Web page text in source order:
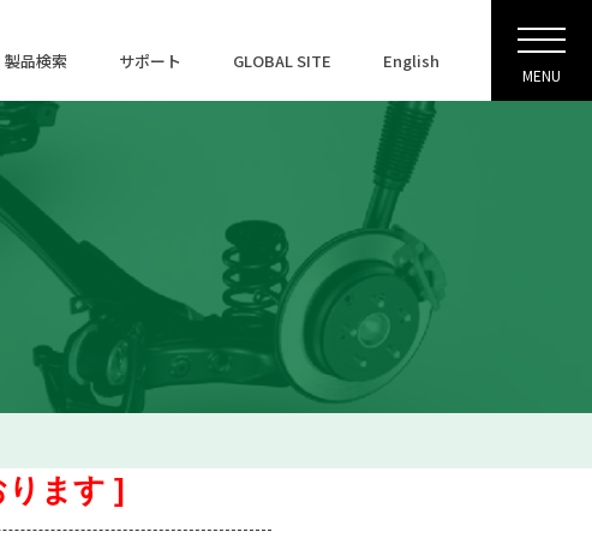
製品検索 サポート GLOBAL SITE English
MENU
ります ]